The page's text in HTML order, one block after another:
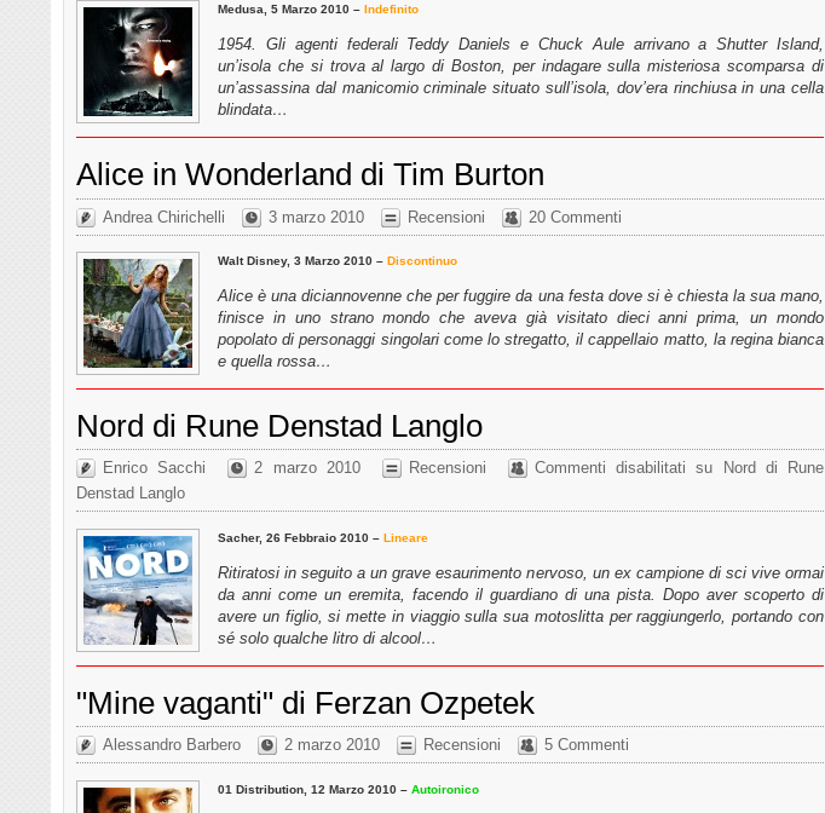
Medusa, 5 Marzo 2010 – Indefinito
1954. Gli agenti federali Teddy Daniels e Chuck Aule arrivano a Shutter Island,
un’isola che si trova al largo di Boston, per indagare sulla misteriosa scomparsa di
un’assassina dal manicomio criminale situato sull’isola, dov’era rinchiusa in una cella
blindata…
Alice in Wonderland di Tim Burton
Andrea Chirichelli 3 marzo 2010 Recensioni 20 Commenti
Walt Disney, 3 Marzo 2010 – Discontinuo
Alice è una diciannovenne che per fuggire da una festa dove si è chiesta la sua mano,
finisce in uno strano mondo che aveva già visitato dieci anni prima, un mondo
popolato di personaggi singolari come lo stregatto, il cappellaio matto, la regina bianca
e quella rossa…
Nord di Rune Denstad Langlo
Enrico Sacchi 2 marzo 2010 Recensioni Commenti disabilitati su Nord di Rune
Denstad Langlo
Sacher, 26 Febbraio 2010 – Lineare
Ritiratosi in seguito a un grave esaurimento nervoso, un ex campione di sci vive ormai
da anni come un eremita, facendo il guardiano di una pista. Dopo aver scoperto di
avere un figlio, si mette in viaggio sulla sua motoslitta per raggiungerlo, portando con
sé solo qualche litro di alcool…
"Mine vaganti" di Ferzan Ozpetek
Alessandro Barbero 2 marzo 2010 Recensioni 5 Commenti
01 Distribution, 12 Marzo 2010 – Autoironico